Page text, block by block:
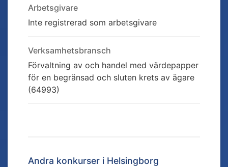
Arbetsgivare
Inte registrerad som arbetsgivare
Verksamhetsbransch
Förvaltning av och handel med värdepapper
för en begränsad och sluten krets av ägare
(64993)
Andra konkurser i Helsingborg